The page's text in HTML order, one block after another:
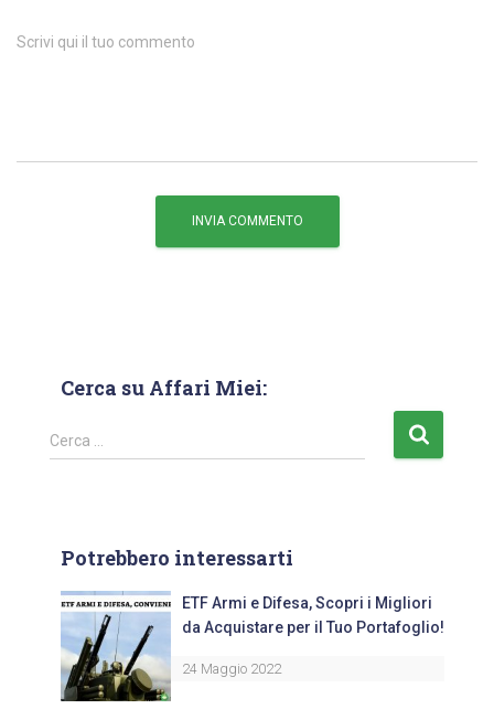
Scrivi qui il tuo commento
Cerca su Affari Miei:
Cerca …
Potrebbero interessarti
ETF Armi e Difesa, Scopri i Migliori
da Acquistare per il Tuo Portafoglio!
24 Maggio 2022